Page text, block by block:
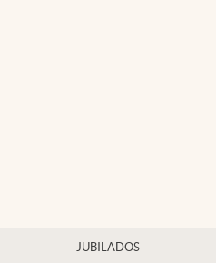
JUBILADOS